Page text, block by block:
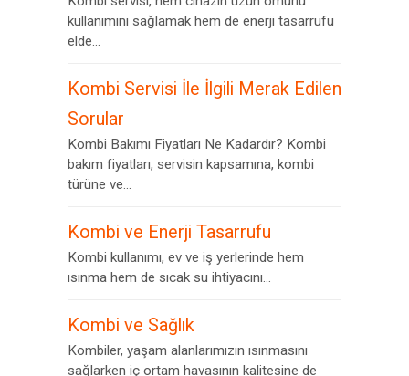
kullanımını sağlamak hem de enerji tasarrufu
elde...
Kombi Servisi İle İlgili Merak Edilen
Sorular
Kombi Bakımı Fiyatları Ne Kadardır? Kombi
bakım fiyatları, servisin kapsamına, kombi
türüne ve...
Kombi ve Enerji Tasarrufu
Kombi kullanımı, ev ve iş yerlerinde hem
ısınma hem de sıcak su ihtiyacını...
Kombi ve Sağlık
Kombiler, yaşam alanlarımızın ısınmasını
sağlarken iç ortam havasının kalitesine de